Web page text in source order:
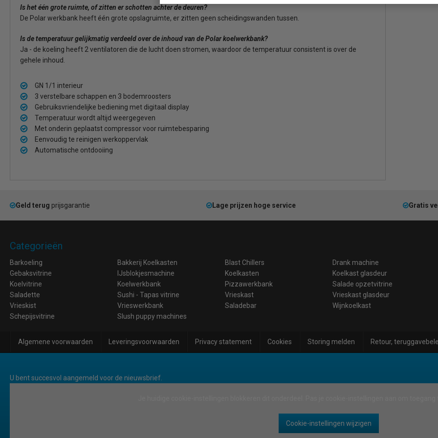
Is het één grote ruimte, of zitten er schotten achter de deuren?
De Polar werkbank heeft één grote opslagruimte, er zitten geen scheidingswanden tussen.
Is de temperatuur gelijkmatig verdeeld over de inhoud van de Polar koelwerkbank?
Ja - de koeling heeft 2 ventilatoren die de lucht doen stromen, waardoor de temperatuur consistent is over de
gehele inhoud.
GN 1/1 interieur
3 verstelbare schappen en 3 bodemroosters
Gebruiksvriendelijke bediening met digitaal display
Temperatuur wordt altijd weergegeven
Met onderin geplaatst compressor voor ruimtebesparing
Eenvoudig te reinigen werkoppervlak
Automatische ontdooiing
Geld terug prijsgarantie Lage prijzen hoge service Gratis
Categorieën
Barkoeling Bakkerij Koelkasten Blast Chillers
Drank machine
Gebaksvitrine
IJsblokjesmachine Koelkasten
Koelkast glasdeur
Koelvitrine
Koelwerkbank Pizzawerkbank
Salade opzetvitrine
Saladette
Sushi - Tapas vitrine Vrieskast
Vrieskast glasdeur
Vrieskist
Vrieswerkbank Saladebar
Wijnkoelkast
Schepijsvitrine
Slush puppy machines
Algemene voorwaarden Leveringsvoorwaarden Privacy statement Cookies Storing melden Retour,
U bent succesvol aangemeld voor de nieuwsbrief.
Cookie-instellingen wijzigen